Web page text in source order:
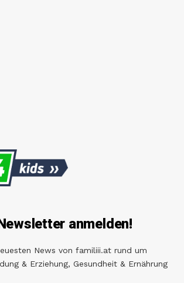
anmelden!
News von familiii.at rund um
& Erziehung, Gesundheit & Ernährung